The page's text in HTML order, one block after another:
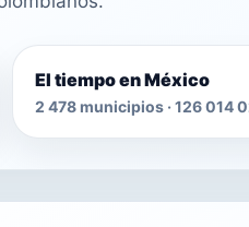
El tiempo en México